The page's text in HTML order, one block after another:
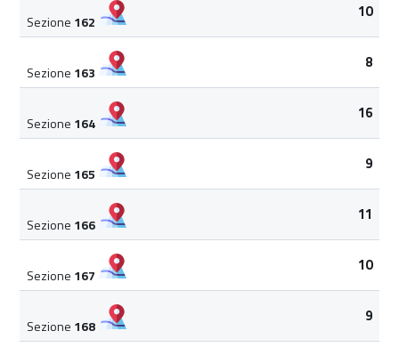
Sezione 162
10
Sezione 163
8
Sezione 164
16
Sezione 165
9
Sezione 166
11
Sezione 167
10
Sezione 168
9